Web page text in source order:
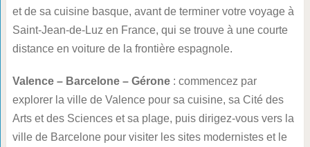
et de sa cuisine basque, avant de terminer votre voyage à
Saint-Jean-de-Luz en France, qui se trouve à une courte
distance en voiture de la frontière espagnole.
Valence – Barcelone – Gérone: commencez par
explorer la ville de Valence pour sa cuisine, sa Cité des
Arts et des Sciences et sa plage, puis dirigez-vous vers la
ville de Barcelone pour visiter les sites modernistes et le